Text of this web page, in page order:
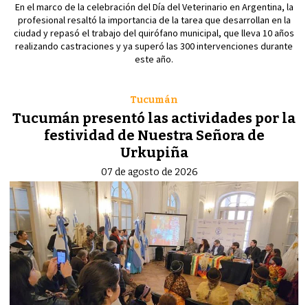
En el marco de la celebración del Día del Veterinario en Argentina, la
profesional resaltó la importancia de la tarea que desarrollan en la
ciudad y repasó el trabajo del quirófano municipal, que lleva 10 años
realizando castraciones y ya superó las 300 intervenciones durante
este año.
Tucumán presentó las actividades por la
festividad de Nuestra Señora de
Urkupiña
Tucumán
07 de agosto de 2026